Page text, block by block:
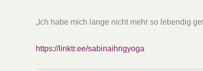
„Ich habe mich lange nicht mehr so lebendig
https://linktr.ee/sabinaihrigyoga